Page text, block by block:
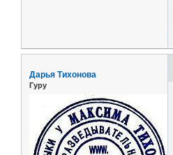
Дарья Тихонова
Гуру